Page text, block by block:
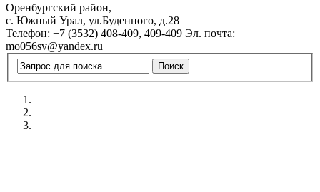
Оренбургский район,
с. Южный Урал, ул.Буденного, д.28
Телефон: +7 (3532) 408-409, 409-409 Эл. почта:
mo056sv@yandex.ru